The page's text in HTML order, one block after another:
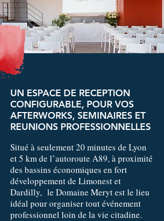
UN ESPACE DE RECEPTION
CONFIGURABLE, POUR VOS
AFTERWORKS, SEMINAIRES ET
REUNIONS PROFESSIONNELLES
Situé à seulement 20 minutes de Lyon
et 5 km de l’autoroute A89, à proximité
des bassins économiques en fort
développement de Limonest et
Dardilly, le Domaine Meryt est le lieu
idéal pour organiser tout événement
professionnel loin de la vie citadine.